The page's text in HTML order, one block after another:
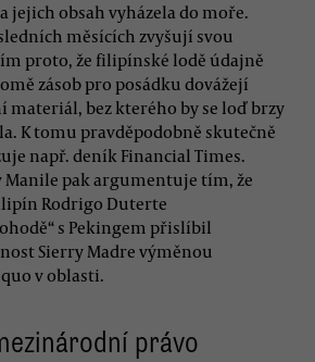
jejich obsah vyházela do moře.
měsících zvyšují svou
proto, že filipínské lodě údajně
zásob pro posádku dovážejí
materiál, bez kterého by se loď brzy
K tomu pravděpodobně skutečně
např. deník Financial Times.
Manile pak argumentuje tím, že
Rodrigo Duterte
s Pekingem přislíbil
Sierry Madre výměnou
v oblasti.
právo